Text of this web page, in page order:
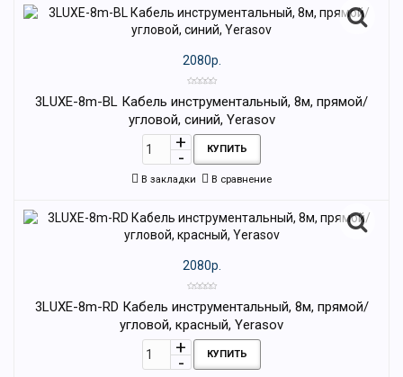
2080р.
3LUXE-8m-BL Кабель инструментальный, 8м, прямой/
угловой, синий, Yerasov
КУПИТЬ
В закладки В сравнение
2080р.
3LUXE-8m-RD Кабель инструментальный, 8м, прямой/
угловой, красный, Yerasov
КУПИТЬ